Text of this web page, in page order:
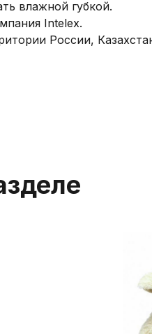
влажной губкой.
Intelex.
России,